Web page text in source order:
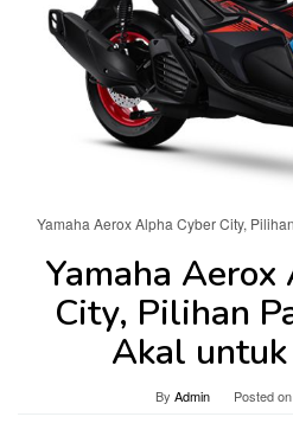
Yamaha Aerox Alpha Cyber City,
Yamaha
City, Pilihan
Akal
By Admin Posted on